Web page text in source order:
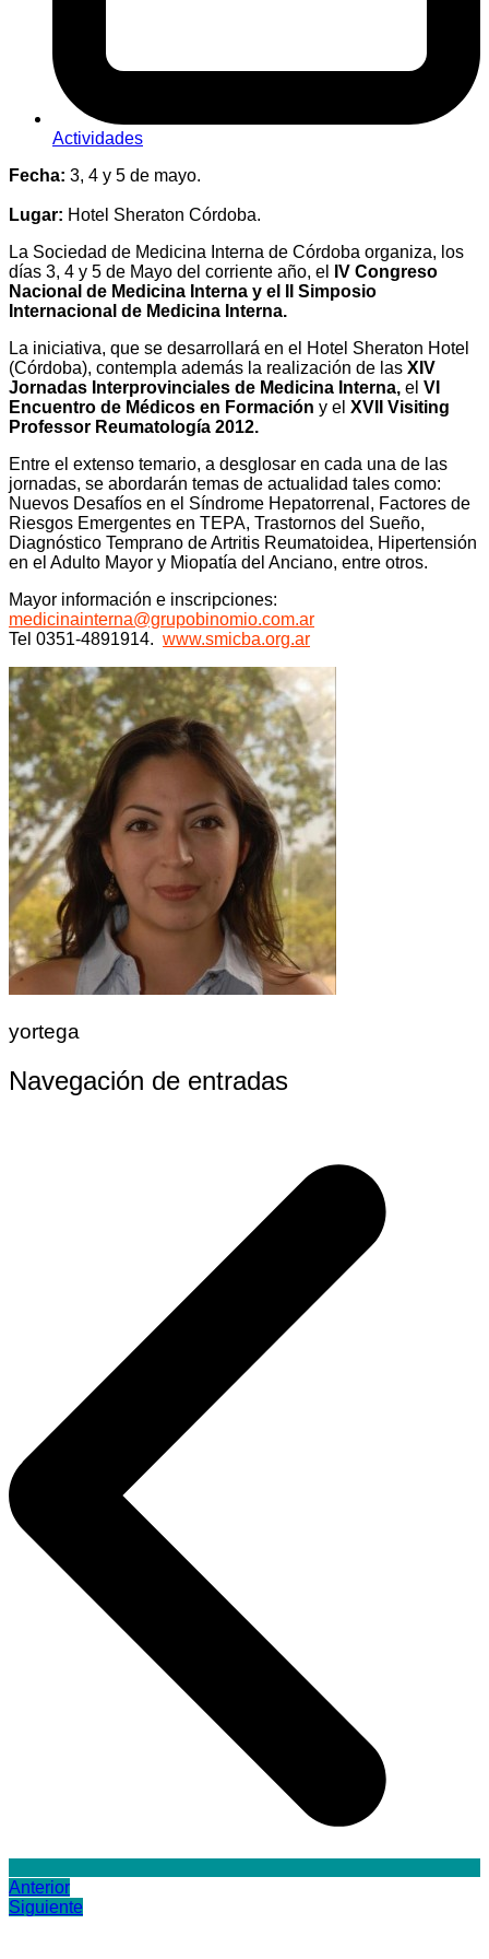
Actividades
Fecha: 3, 4 y 5 de mayo.
Lugar: Hotel Sheraton Córdoba.
La Sociedad de Medicina Interna de Córdoba organiza, los
días 3, 4 y 5 de Mayo del corriente año, el
IV Congreso
Nacional de Medicina Interna y el II Simposio
Internacional de Medicina Interna.
La iniciativa, que se desarrollará en el Hotel Sheraton Hotel
(Córdoba), contempla además la realización de las XIV
Jornadas Interprovinciales de Medicina Interna, el VI
Encuentro de Médicos en Formación y el XVII Visiting
Professor Reumatología 2012.
Entre el extenso temario, a desglosar en cada una de las
jornadas, se abordarán temas de actualidad tales como:
Nuevos Desafíos en el Síndrome Hepatorrenal, Factores de
Riesgos Emergentes en TEPA, Trastornos del Sueño,
Diagnóstico Temprano de Artritis Reumatoidea, Hipertensión
en el Adulto Mayor y Miopatía del Anciano, entre otros.
Mayor información e inscripciones:
medicinainterna@grupobinomio.com.ar
Tel 0351-4891914. www.smicba.org.ar
yortega
Navegación de entradas
Anterior
Siguiente